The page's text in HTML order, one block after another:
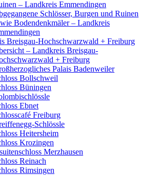
– Landkreis Emmendingen
Schlösser, Burgen und Ruinen
Bodendenkmäler – Landkreis
Breisgau-Hochschwarzwald + Freiburg
– Landkreis Breisgau-
+ Freiburg
Palais Badenweiler
Bollschweil
Büningen
Ebnet
Freiburg
Schlössle
Heitersheim
Krozingen
Merzhausen
Reinach
Rimsingen